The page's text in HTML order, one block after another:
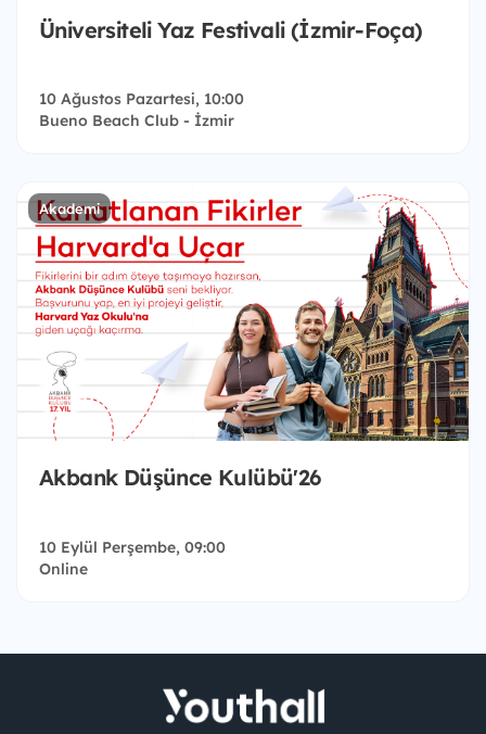
Üniversiteli Yaz Festivali (İzmir-Foça)
10 Ağustos Pazartesi, 10:00
Bueno Beach Club - İzmir
Akademi
Akbank Düşünce Kulübü'26
10 Eylül Perşembe, 09:00
Online